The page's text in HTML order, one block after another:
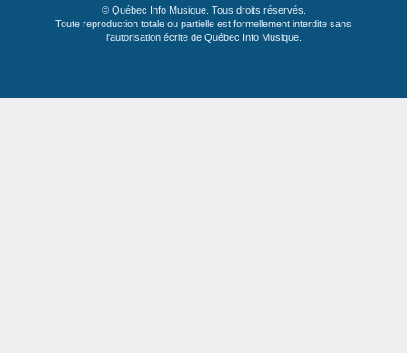
© Québec Info Musique. Tous droits réservés.
Toute reproduction totale ou partielle est formellement interdite sans
l'autorisation écrite de Québec Info Musique.